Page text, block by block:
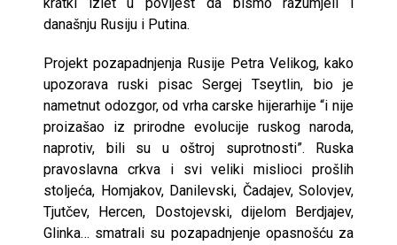
kratki izlet u povijest da bismo razumjeli i
današnju Rusiju i Putina.
Projekt pozapadnjenja Rusije Petra Velikog, kako
upozorava ruski pisac Sergej Tseytlin, bio je
nametnut odozgor, od vrha carske hijerarhije “i nije
proizašao iz prirodne evolucije ruskog naroda,
naprotiv, bili su u oštroj suprotnosti”. Ruska
pravoslavna crkva i svi veliki mislioci prošlih
stoljeća, Homjakov, Danilevski, Čadajev, Solovjev,
Tjutčev, Hercen, Dostojevski, dijelom Berdjajev,
Glinka… smatrali su pozapadnjenje opasnošću za